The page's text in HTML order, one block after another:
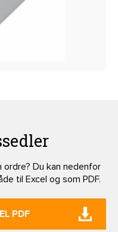
Du kan nedenfor
til Excel og som PDF.
PDF